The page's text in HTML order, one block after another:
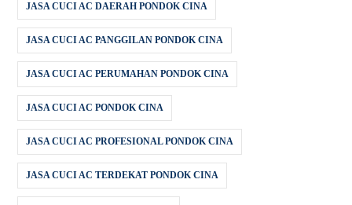
JASA CUCI AC DAERAH PONDOK CINA
JASA CUCI AC PANGGILAN PONDOK CINA
JASA CUCI AC PERUMAHAN PONDOK CINA
JASA CUCI AC PONDOK CINA
JASA CUCI AC PROFESIONAL PONDOK CINA
JASA CUCI AC TERDEKAT PONDOK CINA